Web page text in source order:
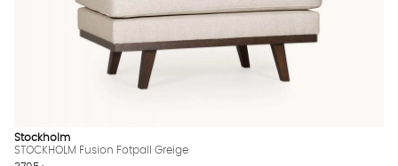
Stockholm
STOCKHOLM Fusion Fotpall Greige